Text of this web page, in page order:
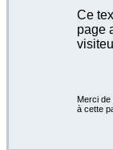
Ce
page
Merci
à cette